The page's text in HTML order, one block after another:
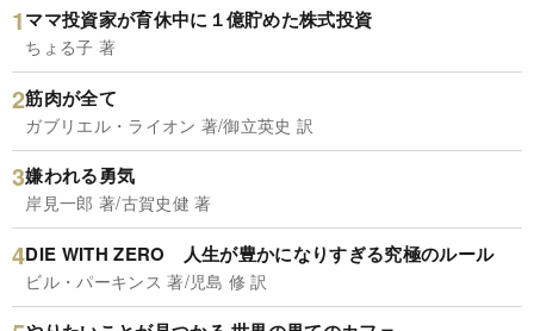
ママ投資家が育休中に１億貯めた株式投資
ちょる子 著
筋肉が全て
ガブリエル・ライオン 著/御立英史 訳
嫌われる勇気
岸見一郎 著/古賀史健 著
DIE WITH ZERO 人生が豊かになりすぎる究極のルール
ビル・パーキンス 著/児島 修 訳